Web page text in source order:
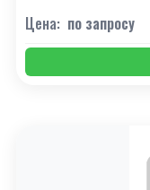
Цена: по запросу